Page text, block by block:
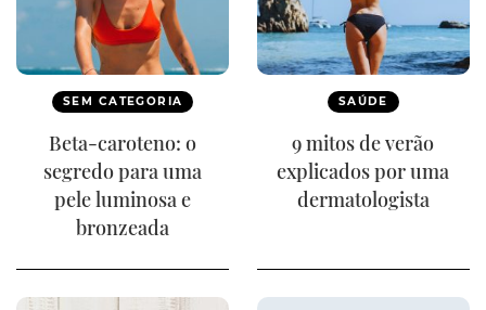
SEM CATEGORIA
Beta-caroteno: o
segredo para uma
pele luminosa e
bronzeada
SAÚDE
9 mitos de verão
explicados por uma
dermatologista